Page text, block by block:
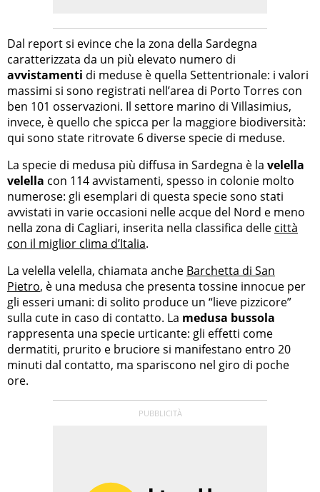
Dal report si evince che la zona della Sardegna
caratterizzata da un più elevato numero di
avvistamenti di meduse è quella Settentrionale: i valori
massimi si sono registrati nell’area di Porto Torres con
ben 101 osservazioni. Il settore marino di Villasimius,
invece, è quello che spicca per la maggiore biodiversità:
qui sono state ritrovate 6 diverse specie di meduse.
La specie di medusa più diffusa in Sardegna è la velella
velella con 114 avvistamenti, spesso in colonie molto
numerose: gli esemplari di questa specie sono stati
avvistati in varie occasioni nelle acque del Nord e meno
nella zona di Cagliari, inserita nella classifica delle città
con il miglior clima d’Italia.
La velella velella, chiamata anche Barchetta di San
Pietro, è una medusa che presenta tossine innocue per
gli esseri umani: di solito produce un “lieve pizzicore”
sulla cute in caso di contatto. La medusa bussola
rappresenta una specie urticante: gli effetti come
dermatiti, prurito e bruciore si manifestano entro 20
minuti dal contatto, ma spariscono nel giro di poche
ore.